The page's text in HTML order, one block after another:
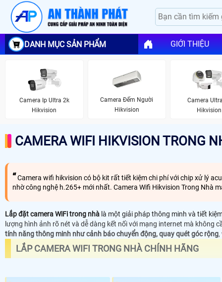
DANH MỤC SẢN PHẨM GIỚI THIỆU
Camera Ip Ultra 2k
Hikvision
Camera Đếm Người
Hikvision
Camera
Hikvision
CAMERA WIFI HIKVISION TRONG
Camera wifi hikvision có bộ kit rất tiết kiệm chi phí với chip xử lý
nhờ công nghệ h.265+ mới nhất. Camera Wifi Hikvision Trong Nhà
Lắp đặt camera WiFi trong nhà là một giải pháp thông minh và tiết
lượng hình ảnh rõ nét và dễ dàng kết nối với mạng internet mà
tính năng thông minh như cảnh báo chuyển động, quay quét góc rộng
LẮP CAMERA WIFI TRONG NHÀ CHÍNH HÃNG